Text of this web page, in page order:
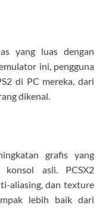
yang luas dengan
ini, pengguna
di PC mereka, dari
dikenal.
grafis yang
konsol asli. PCSX2
aliasing, dan texture
lebih baik dari